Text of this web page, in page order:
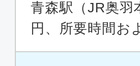
青森駅（JR奥
円、所要時間お